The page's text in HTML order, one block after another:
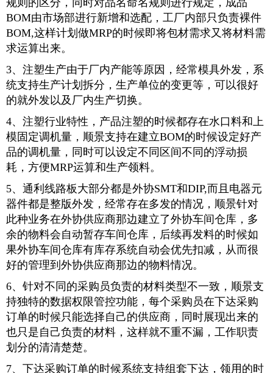
规则的区分，同时对品名命名规则进行规定，成品
BOM由市场部进行新增和选配，工厂内部只负责裸件
BOM,这样计划做MRP的时候即将包材需求又将材料需
求运算出来。
3、注塑生产由于厂内产能等原因，经常模具外发，系
统支持生产计划拆分，生产单位的变更等，可以很好
的就外发以及厂内生产切换。
4、注塑行业特性，产品注塑的时候都存在水口料和上
模固定调机量，顺景支持在建立BOM的时候设定好产
品的调机量，同时可以设定不同区间不同的浮动损
耗，方便MRP运算和生产领料。
5、通利线路板大部分都是外协SMT和DIP,而且电器元
器件都是整版外发，经常存在多发的情况，顺景针对
此种业务在外协供应商那边建立了外协车间仓库，多
余的物料会自动暂存车间仓库，后续再发料的时候如
果外协车间仓库有库存系统自动会优先扣减，从而很
好的管理到外协供应商那边的物料情况。
6、针对不同的采购员负责的材料类型不一致，顺景支
持独特的数据权限管控功能，每个采购员在下达采购
订单的时候只能选择自己的供应商，同时展现出来的
也只是自己负责的材料，这样就不重不漏，工作职责
划分的清清楚楚。
7、下达采购订单的时候系统支持组套下达，领用的时